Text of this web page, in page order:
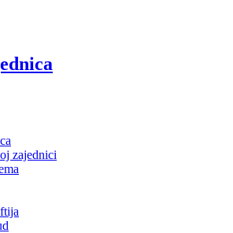
zajednici